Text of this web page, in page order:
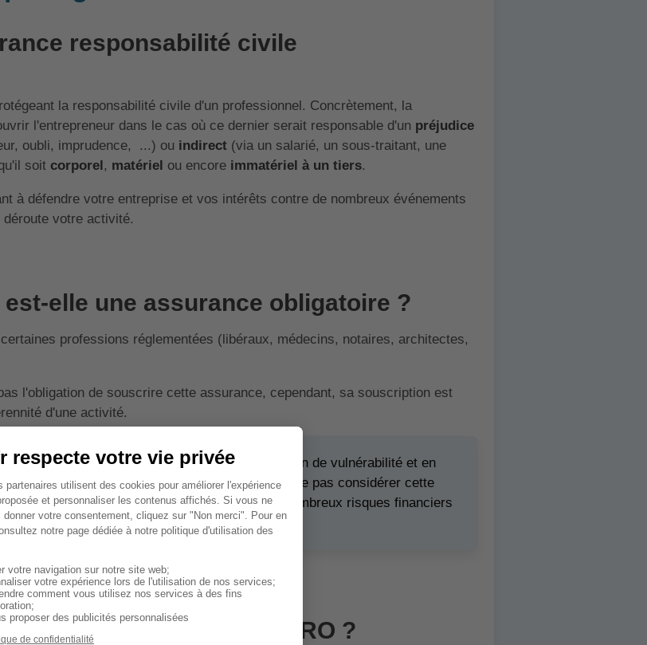
responsabilité civile
la responsabilité civile d'un professionnel. Concrètement, la
l'entrepreneur dans le cas où ce dernier serait responsable d'un préjudice
oubli, imprudence, ...) ou indirect (via un salarié, un sous-traitant, une
soitcorporel , matériel ou encore immatériel à un tiers.
à défendre votre entreprise et vos intérêts contre de nombreux événements
votre activité.
elle une assurance obligatoire ?
professions réglementées (libéraux, médecins, notaires, architectes,
l'obligation de souscrire cette assurance, cependant, sa souscription est
d'une activité.
peut mettre votre entreprise dans une situation de vulnérabilité et en
extrêmes. Il est à notre sens nécessaire de ne pas considérer cette
une provision permettant la couverture de nombreux risques financiers
d'une assurance RC PRO ?